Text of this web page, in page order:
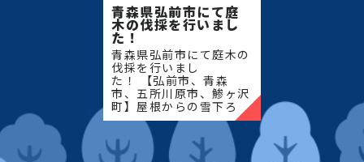
青森県弘前市にて庭
木の伐採を行いまし
た！
青森県弘前市にて庭木の
伐採を行いまし
た！ 【弘前市、青森
市、五所川原市、鯵ヶ沢
町】屋根からの雪下ろ
し・除雪・排雪などの作
業もお任せください！地
域密着で伐採・抜根・剪
定・草刈りなどのお庭の